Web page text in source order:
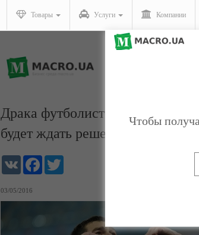
Товары Услуги Компании
Драка футболистов Динамо и
будет ждать решения ФФУ
VK Facebook
03/05/2016
Чтобы